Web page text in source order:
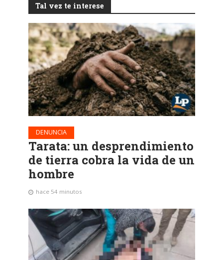
Tal vez te interese
DENUNCIA
Tarata: un desprendimiento
de tierra cobra la vida de un
hombre
hace 54 minutos